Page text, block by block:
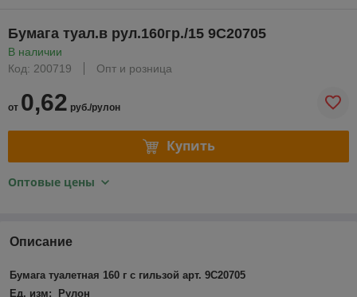
Бумага туал.в рул.160гр./15 9С20705
В наличии
Код: 200719
Опт и розница
от 0,62 руб./рулон
Купить
Оптовые цены
Описание
Бумага туалетная 160 г с гильзой арт. 9С20705
Ед. изм: Рулон